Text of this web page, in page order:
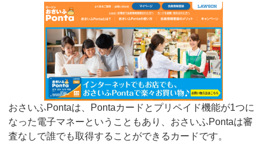
おさいふPontaは、Pontaカードとプリペイド機能が1つに
なった電子マネーということもあり、おさいふPontaは審
査なしで誰でも取得することができるカードです。